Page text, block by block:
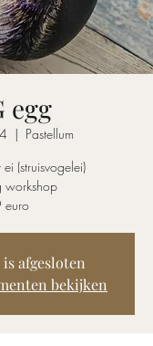
egg
  |
Pastellum
(struisvogelei)
euro
afgesloten
bekijken